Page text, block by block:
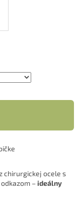
chirurgickej ocele s
– ideálny